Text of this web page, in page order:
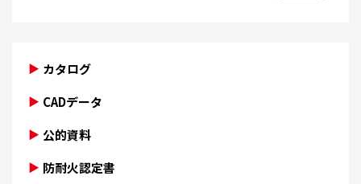
カタログ
CADデータ
公的資料
防耐火認定書